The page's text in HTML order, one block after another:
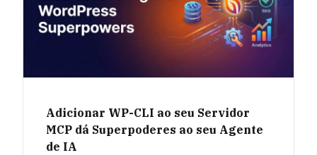
Adicionar WP-CLI ao seu Servidor
MCP dá Superpoderes ao seu Agente
de IA